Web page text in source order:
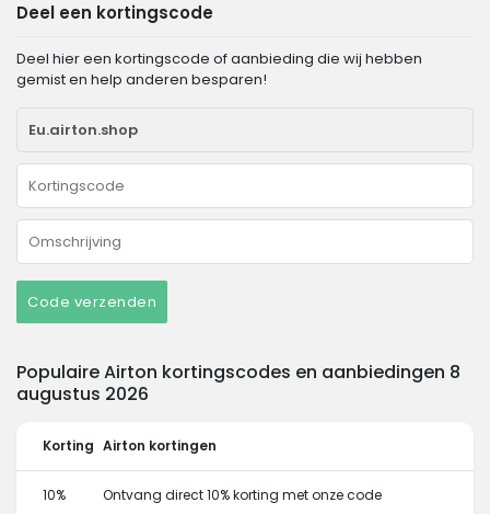
Deel een kortingscode
Deel hier een kortingscode of aanbieding die wij hebben
gemist en help anderen besparen!
Code verzenden
Populaire Airton kortingscodes en aanbiedingen 8
augustus 2026
Korting Airton kortingen
10% Ontvang direct 10% korting met onze code